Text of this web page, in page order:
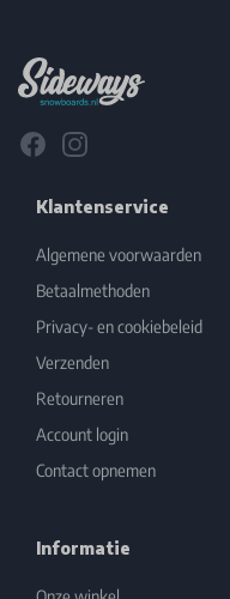
FacebookInstagram
Klantenservice
Algemene voorwaarden
Betaalmethoden
Privacy- en cookiebeleid
Verzenden
Retourneren
Account login
Contact opnemen
Informatie